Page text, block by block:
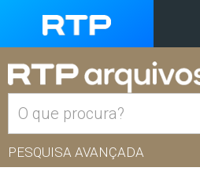
PESQUISA AVANÇADA